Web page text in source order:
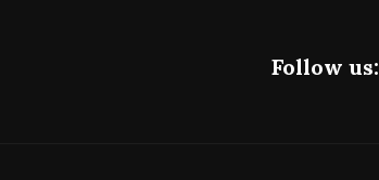
Follow us: